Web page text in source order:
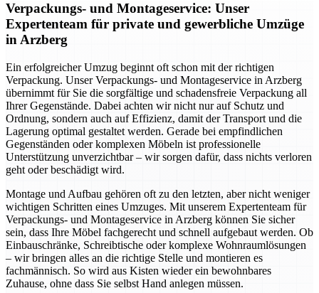
Verpackungs- und Montageservice: Unser
Expertenteam für private und gewerbliche Umzüge
in Arzberg
Ein erfolgreicher Umzug beginnt oft schon mit der richtigen
Verpackung. Unser Verpackungs- und Montageservice in Arzberg
übernimmt für Sie die sorgfältige und schadensfreie Verpackung all
Ihrer Gegenstände. Dabei achten wir nicht nur auf Schutz und
Ordnung, sondern auch auf Effizienz, damit der Transport und die
Lagerung optimal gestaltet werden. Gerade bei empfindlichen
Gegenständen oder komplexen Möbeln ist professionelle
Unterstützung unverzichtbar – wir sorgen dafür, dass nichts verloren
geht oder beschädigt wird.
Montage und Aufbau gehören oft zu den letzten, aber nicht weniger
wichtigen Schritten eines Umzuges. Mit unserem Expertenteam für
Verpackungs- und Montageservice in Arzberg können Sie sicher
sein, dass Ihre Möbel fachgerecht und schnell aufgebaut werden. Ob
Einbauschränke, Schreibtische oder komplexe Wohnraumlösungen
– wir bringen alles an die richtige Stelle und montieren es
fachmännisch. So wird aus Kisten wieder ein bewohnbares
Zuhause, ohne dass Sie selbst Hand anlegen müssen.